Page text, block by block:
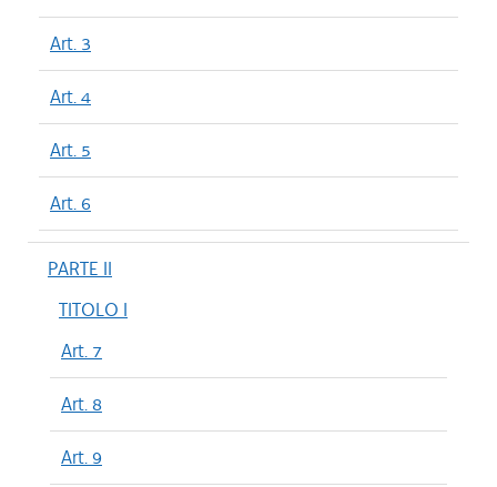
Art. 3
Art. 4
Art. 5
Art. 6
PARTE II
TITOLO I
Art. 7
Art. 8
Art. 9